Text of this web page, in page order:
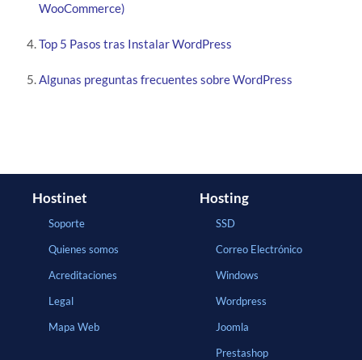
WooCommerce)
Top 5 Pasos tras Instalar WordPress
Algunas preguntas frecuentes sobre WordPress
Hostinet
Soporte
Quienes somos
Acreditaciones
Legal
Mapa Web
Hosting
SSD
Correo Electrónico
Windows
Wordpress
Joomla
Prestashop